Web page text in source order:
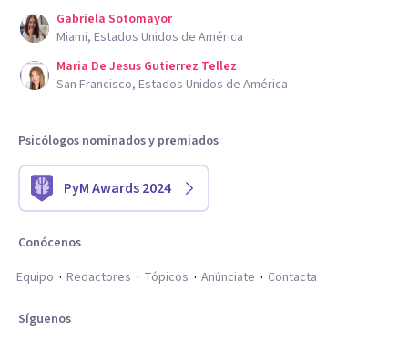
Gabriela Sotomayor
Miami, Estados Unidos de América
Maria De Jesus Gutierrez Tellez
San Francisco, Estados Unidos de América
Psicólogos nominados y premiados
PyM Awards 2024
Conócenos
Equipo
Redactores Tópicos Anúnciate Contacta
Síguenos